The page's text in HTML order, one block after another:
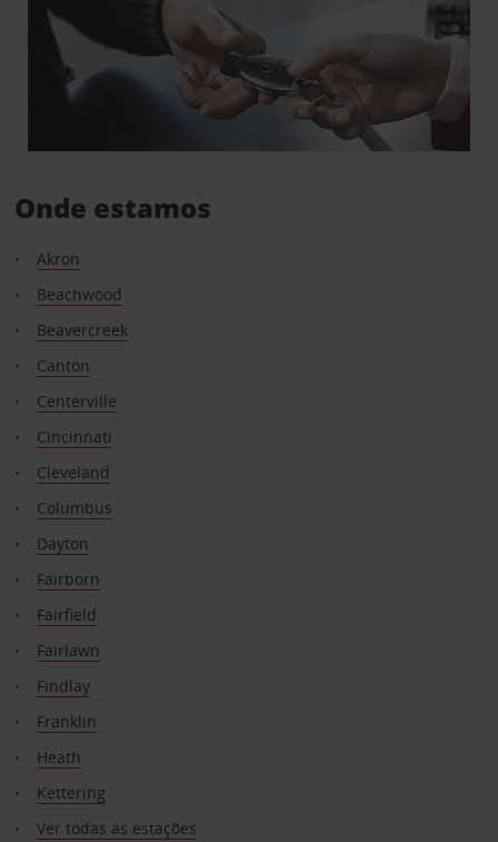
Onde estamos
Akron
Beachwood
Beavercreek
Canton
Centerville
Cincinnati
Cleveland
Columbus
Dayton
Fairborn
Fairfield
Fairlawn
Findlay
Franklin
Heath
Kettering
Ver todas as estações